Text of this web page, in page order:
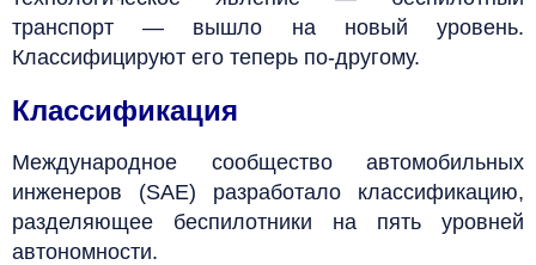
транспорт — вышло на новый уровень.
Классифицируют его теперь по-другому.
Классификация
Международное сообщество автомобильных
инженеров (SAE) разработало классификацию,
разделяющее беспилотники на пять уровней
автономности.